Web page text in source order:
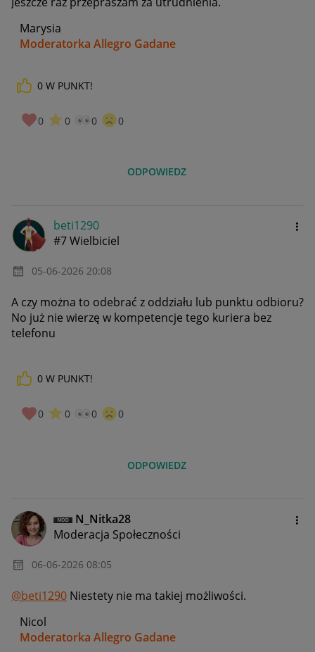
Marysia
Moderatorka Allegro Gadane
0 W PUNKT!
0 0 0 0
ODPOWIEDZ
beti1290
#7 Wielbiciel
‎05-06-2026 20:08
A czy można to odebrać z oddziału lub punktu odbioru?
No już nie wierzę w kompetencje tego kuriera bez
telefonu
0 W PUNKT!
0 0 0 0
ODPOWIEDZ
N_Nitka28
Moderacja Społeczności
‎06-06-2026 08:05
@beti1290 Niestety nie ma takiej możliwości.
Nicol
Moderatorka Allegro Gadane